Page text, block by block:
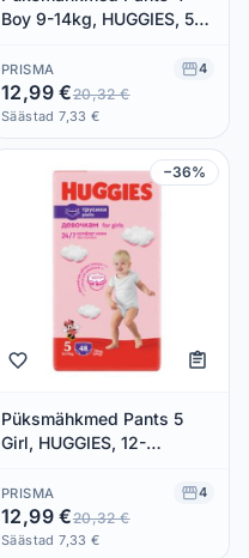
Boy 9-14kg, HUGGIES, 52
PRISMA 4
12,99 €20,32 €
Säästad 7,33 €
−36%
Püksmähkmed Pants 5
Girl, HUGGIES, 12-
PRISMA 4
12,99 €20,32 €
Säästad 7,33 €